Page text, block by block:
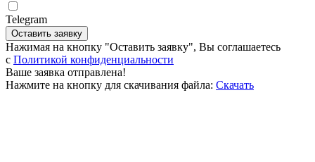
Telegram
Оставить заявку
Нажимая на кнопку "Оставить заявку", Вы соглашаетесь
c Политикой конфиденциальности
Ваше заявка отправлена!
Нажмите на кнопку для скачивания файла: Скачать